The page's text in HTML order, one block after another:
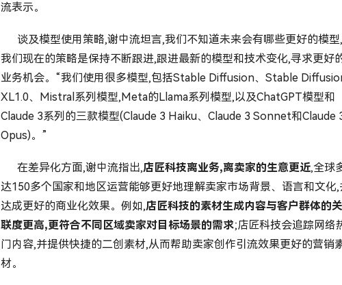
流表示。
谈及模型使用策略,谢中流坦言,我们不知道未来会有哪些更好的模型,
我们现在的策略是保持不断跟进,跟进最新的模型和技术变化,寻求更好
业务机会。“我们使用很多模型,包括Stable Diffusion、Stable
XL1.0、Mistral系列模型,Meta的Llama系列模型,以及ChatGPT模型和
Claude 3系列的三款模型(Claude 3 Haiku、Claude 3 Sonnet和Claude
Opus)。”
在差异化方面,谢中流指出,店匠科技离业务,离卖家的生意更近,全球
达150多个国家和地区运营能够更好地理解卖家市场背景、语言和文化,
达成更好的商业化效果。例如,店匠科技的素材生成内容与客户群体的关
联度更高,更符合不同区域卖家对目标场景的需求;店匠科技会追踪网络
门内容,并提供快捷的二创素材,从而帮助卖家创作引流效果更好的营销
材。